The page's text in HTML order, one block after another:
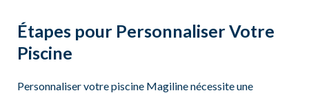
Étapes pour Personnaliser Votre
Piscine
Personnaliser votre piscine Magiline nécessite une